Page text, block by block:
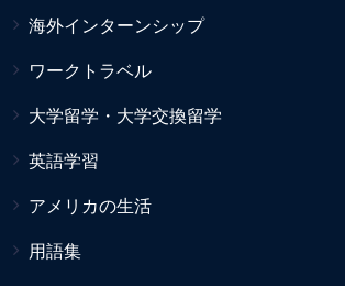
海外インターンシップ
ワークトラベル
大学留学・大学交換留学
英語学習
アメリカの生活
用語集